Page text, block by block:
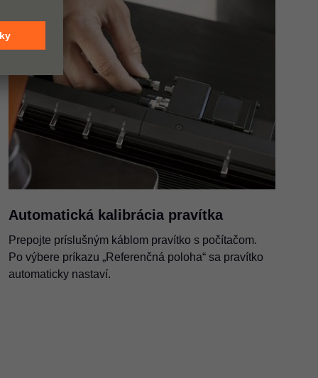
Automatická kalibrácia pravítka
Prepojte príslušným káblom pravítko s počítačom.
Po výbere príkazu „Referenčná poloha“ sa pravítko
automaticky nastaví.